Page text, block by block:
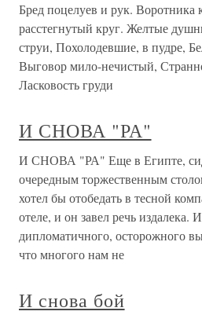
Бред поцелуев и рук.
расстегнутый круг. Желтые
струи, Похолодевшие, в пудре,
Выговор мило-нечистый,
Ласковость груди
И СНОВА "РА"
И СНОВА "РА" Еще в Египте,
очередным торжественным
хотел бы отобедать в тесной
отеле, и он завел речь издалека.
дипломатичного, осторожного
что многого нам не
И снова бой